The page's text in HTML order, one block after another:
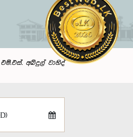
එම්.එස්. අබ්දුල් වාහිද්